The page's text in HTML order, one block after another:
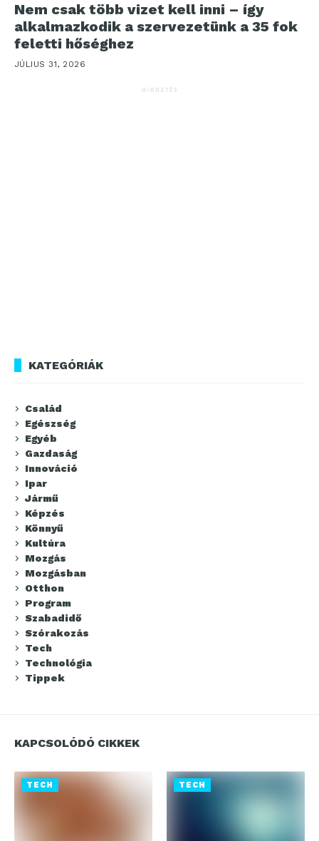
Nem csak több vizet kell inni – így
alkalmazkodik a szervezetünk a 35 fok
feletti hőséghez
JÚLIUS 31, 2026
HIRDETÉS
KATEGÓRIÁK
Család
Egészség
Egyéb
Gazdaság
Innováció
Ipar
Jármű
Képzés
Könnyű
Kultúra
Mozgás
Mozgásban
Otthon
Program
Szabadidő
Szórakozás
Tech
Technológia
Tippek
KAPCSOLÓDÓ CIKKEK
TECH TECH